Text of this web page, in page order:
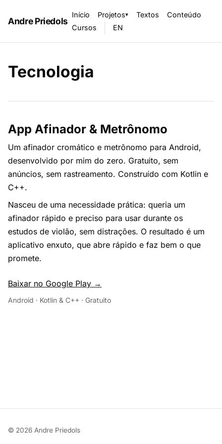
Andre Priedols
Início Projetos▾ Textos
Conteúdo
Cursos
EN
Tecnologia
App Afinador & Metrônomo
Um afinador cromático e metrônomo para Android,
desenvolvido por mim do zero. Gratuito, sem
anúncios, sem rastreamento. Construído com Kotlin e
C++.
Nasceu de uma necessidade prática: queria um
afinador rápido e preciso para usar durante os
estudos de violão, sem distrações. O resultado é um
aplicativo enxuto, que abre rápido e faz bem o que
promete.
Baixar no Google Play →
Android · Kotlin & C++ · Gratuito
© 2026 Andre Priedols